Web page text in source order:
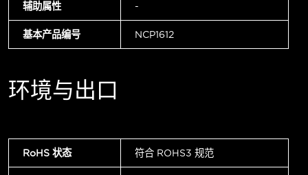
辅助属性 -
基本产品编号 NCP1612
环境与出口
RoHS 状态 符合 ROHS3 规范